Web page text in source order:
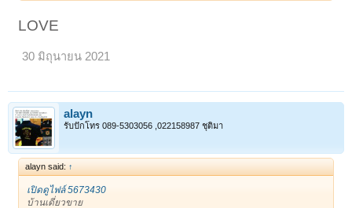
1 จอดในบ้าน/ 3 จอดหน้าบ้าน
ถนนหน้าบ้านกว้าง หน้าบ้านไม่ชนประตูบ้านใคร
* 081-8665944 Addy *
ขอบคุณครับ **
https://timeline.line.me/post/1161408134210039717
ขาย : 3,400,000 บาท
ติดต่อ : 0818665944 (alayan)
LOVE
30 มิถุนายน 2021
alayn
รับปักโทร 089-5303056 ,022158987 ชุติมา
alayn said: ↑
เปิดดูไฟล์ 5673430
บ้านเดี่ยวขาย